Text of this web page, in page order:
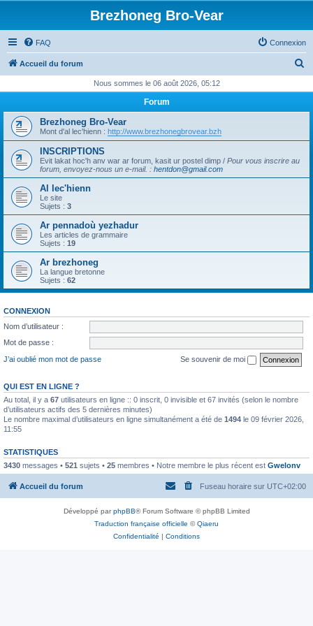
Brezhoneg Bro-Vear
FAQ Connexion
Accueil du forum
h
h
r
Nous sommes le 06 août 2026, 05:12
Forum
Brezhoneg Bro-Vear
Mont d'al lec'hienn : http://www.brezhonegbrovear.bzh
INSCRIPTIONS
Evit lakat hoc'h anv war ar forum, kasit ur postel dimp / Pour vous inscrire au
forum, envoyez-nous un e-mail. : hentdon@gmail.com
Al lec'hienn
Le site
Sujets : 3
Ar pennadoù yezhadur
Les articles de grammaire
Sujets : 19
Ar brezhoneg
La langue bretonne
Sujets : 62
CONNEXION
Nom d’utilisateur :
Mot de passe :
J’ai oublié mon mot de passe
Se souvenir de moi
QUI EST EN LIGNE ?
Au total, il y a 67 utilisateurs en ligne :: 0 inscrit, 0 invisible et 67 invités (selon le nombre
d’utilisateurs actifs des 5 dernières minutes)
Le nombre maximal d’utilisateurs en ligne simultanément a été de 1494 le 09 février 2026,
11:55
STATISTIQUES
3430 messages • 521 sujets • 25 membres • Notre membre le plus récent est Gwelonv
Accueil du forum Fuseau horaire sur UTC+02:00
Développé parphpBB® Forum Software © phpBB Limited
Traduction française officielle ©Qiaeru
Confidentialité | Conditions